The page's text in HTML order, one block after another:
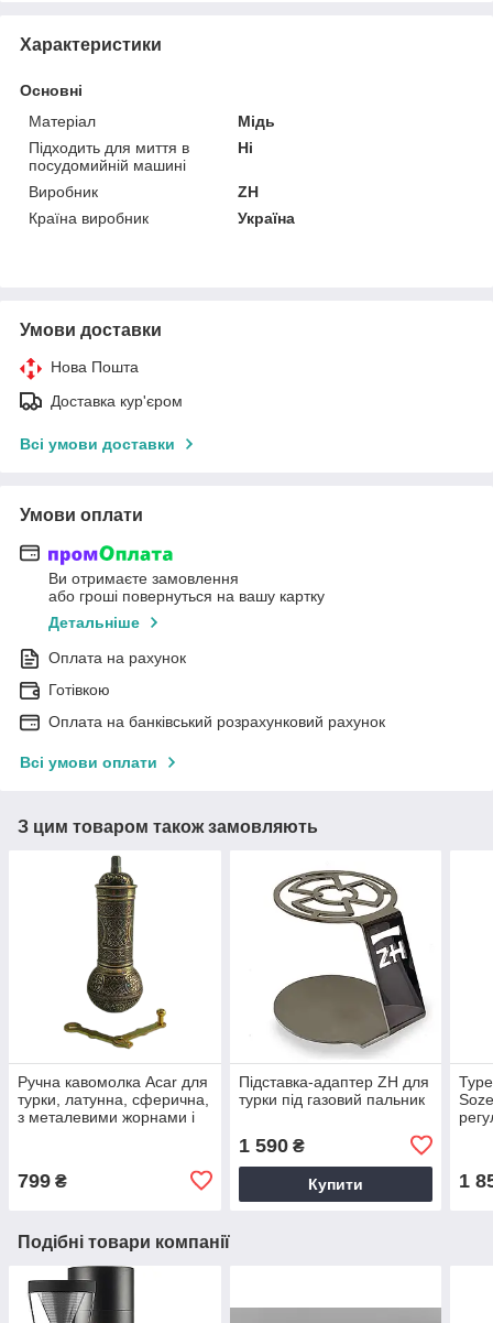
Характеристики
Основні
Матеріал
Мідь
Підходить для миття в
посудомийній машині
Ні
Виробник
ZH
Країна виробник
Україна
Умови доставки
Нова Пошта
Доставка кур'єром
Всі умови доставки
Умови оплати
Ви отримаєте замовлення
або гроші повернуться на вашу картку
Детальніше
Оплата на рахунок
Готівкою
Оплата на банківський розрахунковий рахунок
Всі умови оплати
З цим товаром також замовляють
Ручна кавомолка Acar для
турки, латунна, сферична,
з металевими жорнами і
799 ₴
Підставка-адаптер ZH для
турки під газовий пальник
1 590₴
Купити 1
Подібні товари компанії